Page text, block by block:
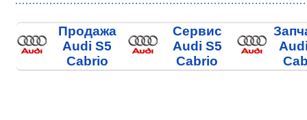
Продажа
Audi S5
Cabrio
Сервис
Audi S5
Cabrio